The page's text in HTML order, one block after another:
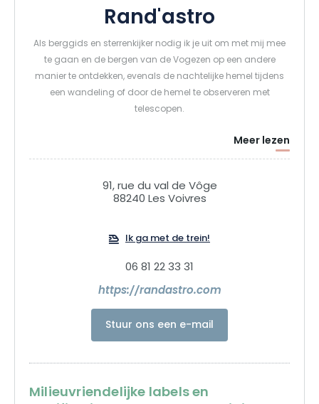
Rand'astro
Als berggids en sterrenkijker nodig ik je uit om met mij mee
te gaan en de bergen van de Vogezen op een andere
manier te ontdekken, evenals de nachtelijke hemel tijdens
een wandeling of door de hemel te observeren met
telescopen.
Meer lezen
91, rue du val de Vôge
88240 Les Voivres
Ik ga met de trein!
06 81 22 33 31
https://randastro.com
Stuur ons een e-mail
Milieuvriendelijke labels en